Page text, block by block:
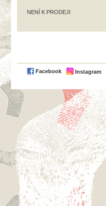
NENÍ K PRODEJI
Facebook Instagram